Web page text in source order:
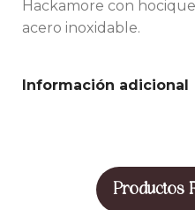
Hackamore con
acero inoxidable.
Información adicional
Productos